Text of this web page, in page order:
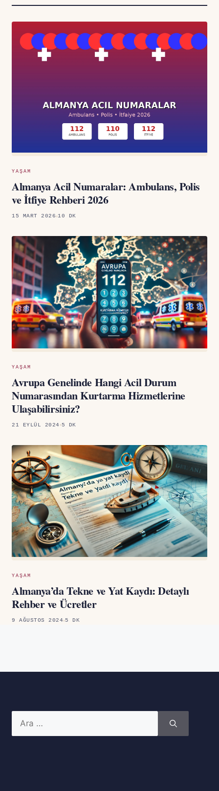
YAŞAM
Almanya Acil Numaralar: Ambulans, Polis
ve İtfiye Rehberi 2026
15 MART 2026 10 DK
YAŞAM
Avrupa Genelinde Hangi Acil Durum
Numarasından Kurtarma Hizmetlerine
Ulaşabilirsiniz?
21 EYLÜL 2024 5 DK
YAŞAM
Almanya’da Tekne ve Yat Kaydı: Detaylı
Rehber ve Ücretler
9 AĞUSTOS 2024 5 DK
ara